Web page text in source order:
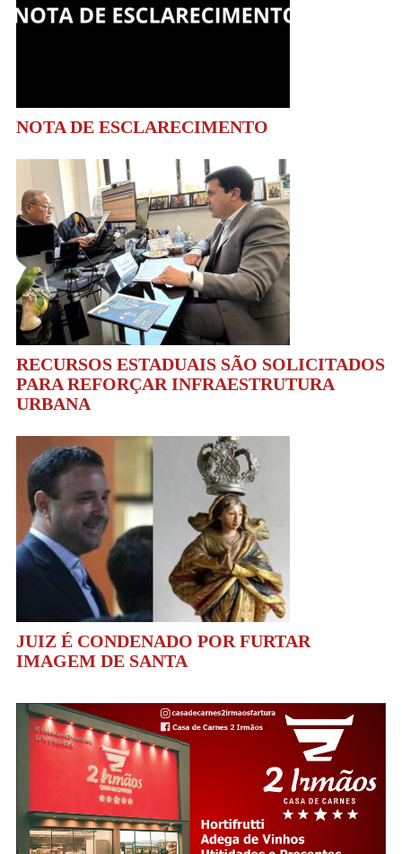
NOTA DE ESCLARECIMENTO
RECURSOS ESTADUAIS SÃO SOLICITADOS
PARA REFORÇAR INFRAESTRUTURA
URBANA
JUIZ É CONDENADO POR FURTAR
IMAGEM DE SANTA